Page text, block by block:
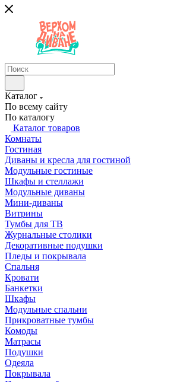
Каталог
По всему сайту
По каталогу
Каталог товаров
Комнаты
Гостиная
Диваны и кресла для гостиной
Модульные гостиные
Шкафы и стеллажи
Модульные диваны
Мини-диваны
Витрины
Тумбы для ТВ
Журнальные столики
Декоративные подушки
Пледы и покрывала
Спальня
Кровати
Банкетки
Шкафы
Модульные спальни
Прикроватные тумбы
Комоды
Матрасы
Подушки
Одеяла
Покрывала